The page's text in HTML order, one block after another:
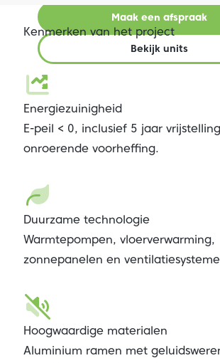
Maak een afspraak
Bekijk units
Kenmerken van het project
Energiezuinigheid
E-peil < 0, inclusief 5 jaar
onroerende voorheffing.
Duurzame technologie
Warmtepompen, vloerverwarming,
zonnepanelen en
Hoogwaardige materialen
Aluminium ramen met